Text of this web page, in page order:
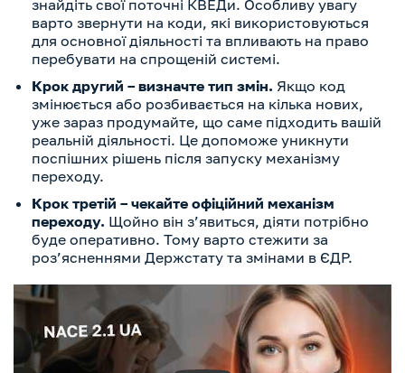
знайдіть свої поточні КВЕДи. Особливу увагу
варто звернути на коди, які використовуються
для основної діяльності та впливають на право
перебувати на спрощеній системі.
Крок другий – визначте тип змін. Якщо код
змінюється або розбивається на кілька нових,
уже зараз продумайте, що саме підходить вашій
реальній діяльності. Це допоможе уникнути
поспішних рішень після запуску механізму
переходу.
Крок третій – чекайте офіційний механізм
переходу. Щойно він з’явиться, діяти потрібно
буде оперативно. Тому варто стежити за
роз’ясненнями Держстату та змінами в ЄДР.